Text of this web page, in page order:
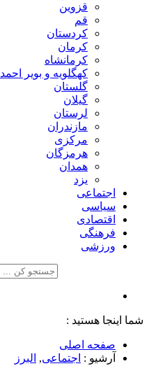
قزوین
قم
کردستان
کرمان
کرمانشاه
کهگلویه و بویر احمد
گلستان
گیلان
لرستان
مازندران
مرکزی
هرمزگان
همدان
یزد
اجتماعی
سیاسی
اقتصادی
فرهنگی
ورزشی
شما اینجا هستید :
صفحه اصلی
آرشیو : اجتماعی, البرز